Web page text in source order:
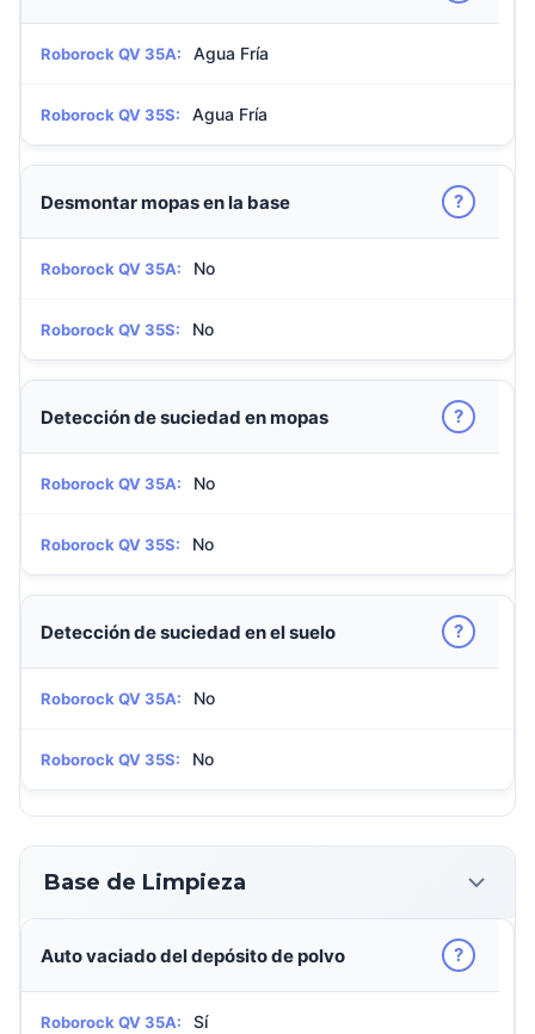
Roborock QV 35A: Agua Fría
Roborock QV 35S: Agua Fría
Desmontar mopas en la base ?
Roborock QV 35A: No
Roborock QV 35S: No
Detección de suciedad en mopas ?
Roborock QV 35A: No
Roborock QV 35S: No
Detección de suciedad en el suelo ?
Roborock QV 35A: No
Roborock QV 35S: No
Base de Limpieza
Auto vaciado del depósito de polvo ?
Roborock QV 35A: Sí